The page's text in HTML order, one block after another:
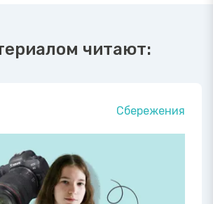
читают:
Сбережения